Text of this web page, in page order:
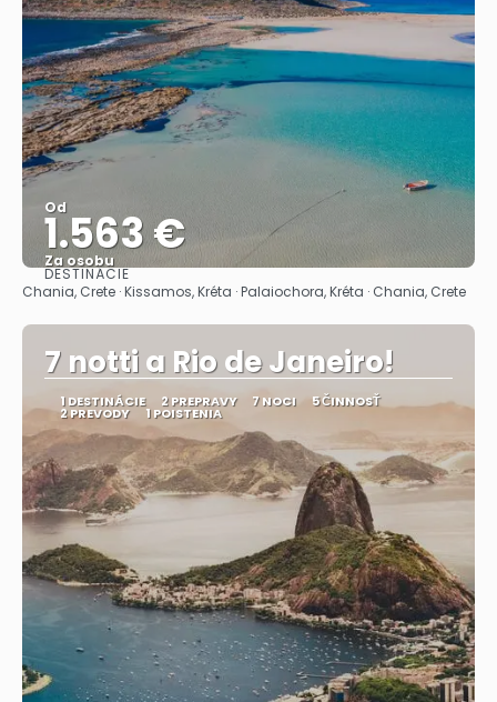
Od
1.563 €
Za osobu
Pozrieť sa
DESTINÁCIE
Chania, Crete · Kissamos, Kréta · Palaiochora, Kréta · Chania, Crete
7 notti a Rio de Janeiro!
1 DESTINÁCIE 2 PREPRAVY 7 NOCI 5 ČINNOSŤ
2 PREVODY 1 POISTENIA